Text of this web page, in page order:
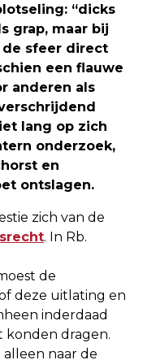
“dicks
grap, maar bij
de sfeer direct
een flauwe
anderen als
lang op zich
onderzoek,
en
ontslagen.
zich van de
. In Rb.
de
deze uitlating en
inderdaad
konden dragen.
naar de